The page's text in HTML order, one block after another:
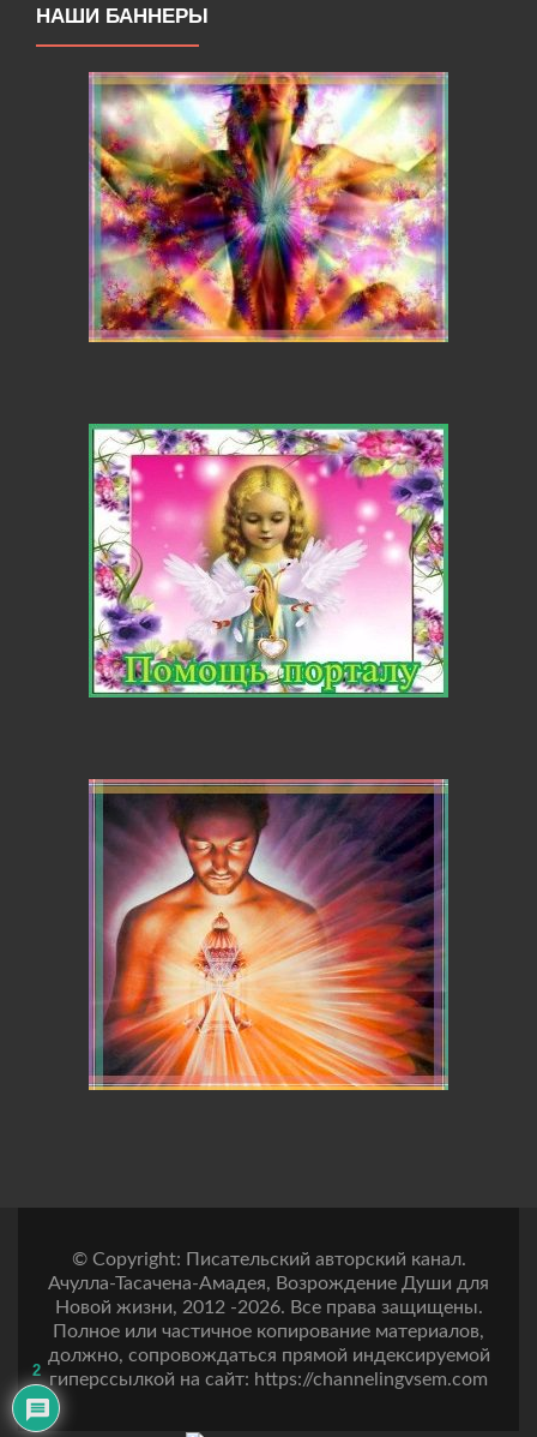
НАШИ БАННЕРЫ
© Copyright: Писательский авторский канал.
Ачулла-Тасачена-Амадея, Возрождение Души для
Новой жизни, 2012 -2026. Все права защищены.
Полное или частичное копирование материалов,
должно, сопровождаться прямой индексируемой
гиперссылкой на сайт: https://channelingvsem.com
2